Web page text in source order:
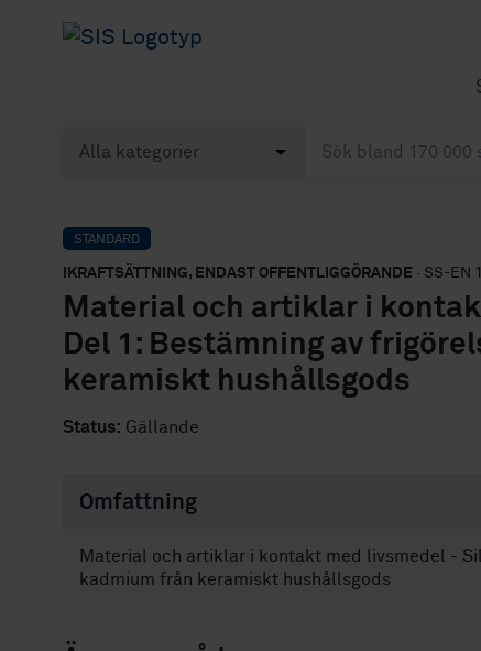
STANDARD
IKRAFTSÄTTNING, ENDAST OFFENTLIGGÖRANDE · SS-EN
Material och artiklar i
Del 1: Bestämning av
keramiskt hushållsgods
Status: Gällande
Omfattning
Material och artiklar i kontakt med livsmedel -
kadmium från keramiskt hushållsgods